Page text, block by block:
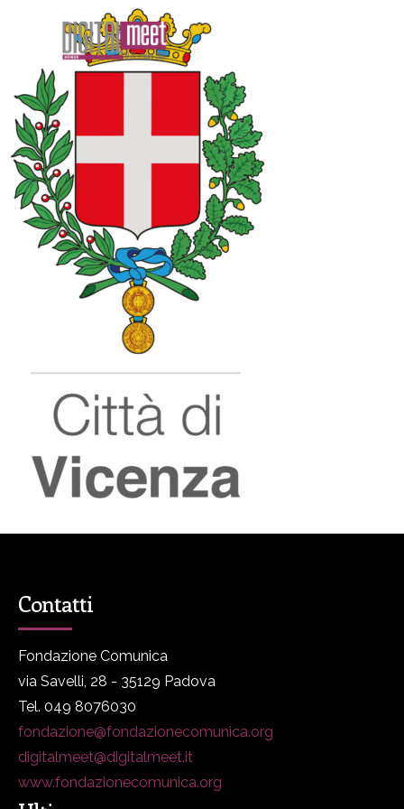
Contatti
Fondazione Comunica
via Savelli, 28 - 35129 Padova
Tel. 049 8076030
fondazione@fondazionecomunica.org
digitalmeet@digitalmeet.it
www.fondazionecomunica.org